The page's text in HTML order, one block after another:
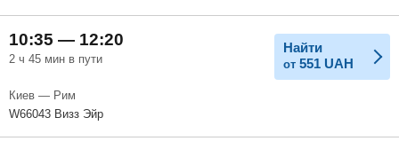
10:35 — 12:20
2 ч 45 мин в пути
Найти
от 551 UAH
Киев — Рим
W66043 Визз Эйр